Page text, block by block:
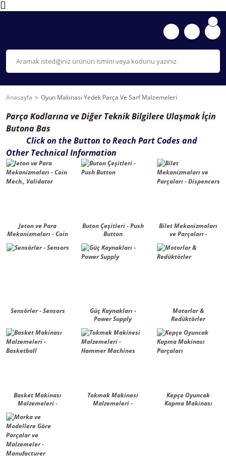
Anasayfa Oyun Makinası Yedek Parça Ve Sarf Malzemeleri
Parça Kodlarına ve Diğer Teknik Bilgilere Ulaşmak İçin
Butona Bas
Click on the Button to Reach Part Codes and
Other Technical Information
Jeton ve Para
Mekanizmaları - Coin
Buton Çeşitleri - Push
Button
Bilet Mekanizmaları
ve Parçaları -
Sensörler - Sensors
Güç Kaynakları -
Power Supply
Motorlar &
Redüktörler
Basket Makinası
Malzemeleri -
Tokmak Makinesi
Malzemeleri -
Kepçe Oyuncak
Kapma Makinası